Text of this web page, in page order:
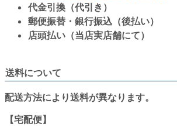
代金引換（代引き）
郵便振替・銀行振込（後払い）
店頭払い（当店実店舗にて）
送料について
配送方法により送料が異なります。
【宅配便】